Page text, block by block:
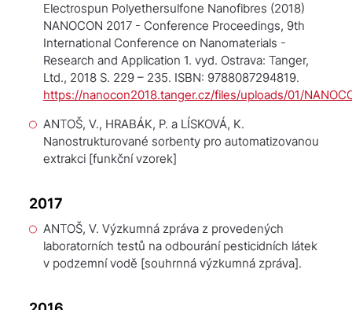
Electrospun Polyethersulfone Nanofibres (2018)
NANOCON 2017 - Conference Proceedings, 9th
International Conference on Nanomaterials -
Research and Application 1. vyd. Ostrava: Tanger,
Ltd., 2018 S. 229 – 235. ISBN: 9788087294819.
https://nanocon2018.tanger.cz/files/uploads/01/
ANTOŠ, V., HRABÁK, P. a LÍSKOVÁ, K.
Nanostrukturované sorbenty pro automatizovanou
extrakci[funkční vzorek]
2017
ANTOŠ, V. Výzkumná zpráva z provedených
laboratorních testů na odbourání pesticidních látek
v podzemní vodě [souhrnná výzkumná zpráva].